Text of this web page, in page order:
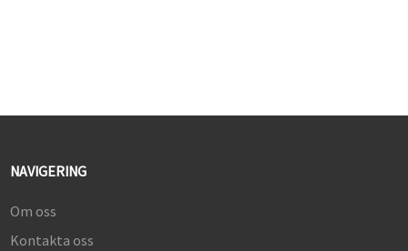
NAVIGERING
Om oss
Kontakta oss